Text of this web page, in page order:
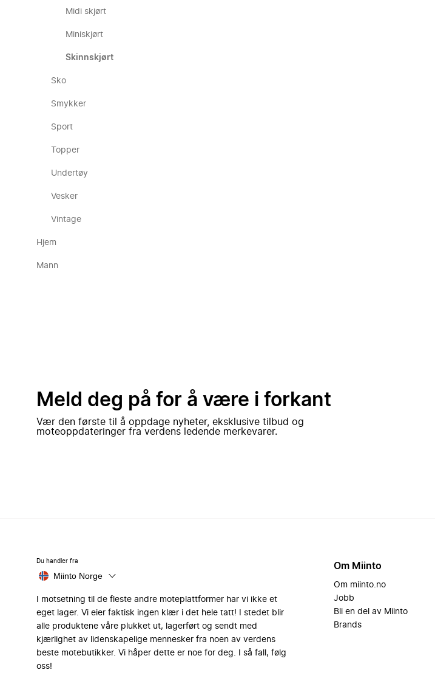
Midi skjørt
Miniskjørt
Skinnskjørt
Sko
Smykker
Sport
Topper
Undertøy
Vesker
Vintage
Hjem
Mann
Meld deg på for å være i forkant
Vær den første til å oppdage nyheter, eksklusive tilbud og
moteoppdateringer fra verdens ledende merkevarer.
Du handler fra
Miinto Norge
I motsetning til de fleste andre moteplattformer har vi ikke et
eget lager. Vi eier faktisk ingen klær i det hele tatt! I stedet blir
alle produktene våre plukket ut, lagerført og sendt med
kjærlighet av lidenskapelige mennesker fra noen av verdens
beste motebutikker. Vi håper dette er noe for deg. I så fall, følg
oss!
Om Miinto
Om miinto.no
Jobb
Bli en del av Miinto
Brands